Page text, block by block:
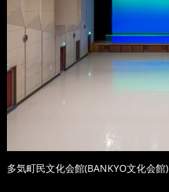
多気町民文化会館(BANKYO文化会館)